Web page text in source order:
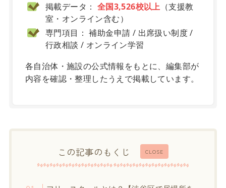
掲載データ： 全国3,526校以上 （支援教
室・オンライン含む）
専門項目： 補助金申請 / 出席扱い制度 /
行政相談 / オンライン学習
各自治体・施設の公式情報をもとに、編集部が
内容を確認・整理したうえで掲載しています。
CLOSE
この記事のもくじ